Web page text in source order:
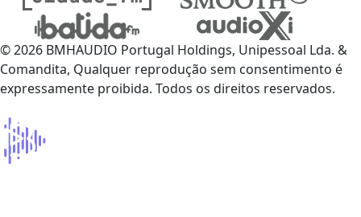
© 2026 BMHAUDIO Portugal Holdings, Unipessoal Lda. &
Comandita, Qualquer reprodução sem consentimento é
expressamente proibida. Todos os direitos reservados.